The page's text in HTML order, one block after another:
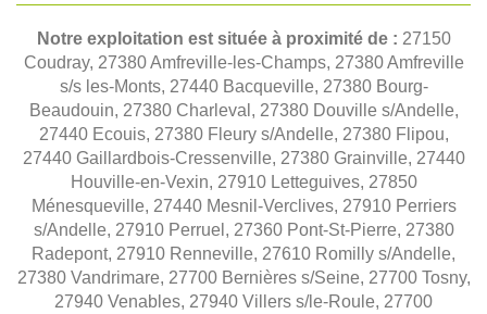
Notre exploitation est située à proximité de : 27150
Coudray, 27380 Amfreville-les-Champs, 27380 Amfreville
s/s les-Monts, 27440 Bacqueville, 27380 Bourg-
Beaudouin, 27380 Charleval, 27380 Douville s/Andelle,
27440 Ecouis, 27380 Fleury s/Andelle, 27380 Flipou,
27440 Gaillardbois-Cressenville, 27380 Grainville, 27440
Houville-en-Vexin, 27910 Letteguives, 27850
Ménesqueville, 27440 Mesnil-Verclives, 27910 Perriers
s/Andelle, 27910 Perruel, 27360 Pont-St-Pierre, 27380
Radepont, 27910 Renneville, 27610 Romilly s/Andelle,
27380 Vandrimare, 27700 Bernières s/Seine, 27700 Tosny,
27940 Venables, 27940 Villers s/le-Roule, 27700